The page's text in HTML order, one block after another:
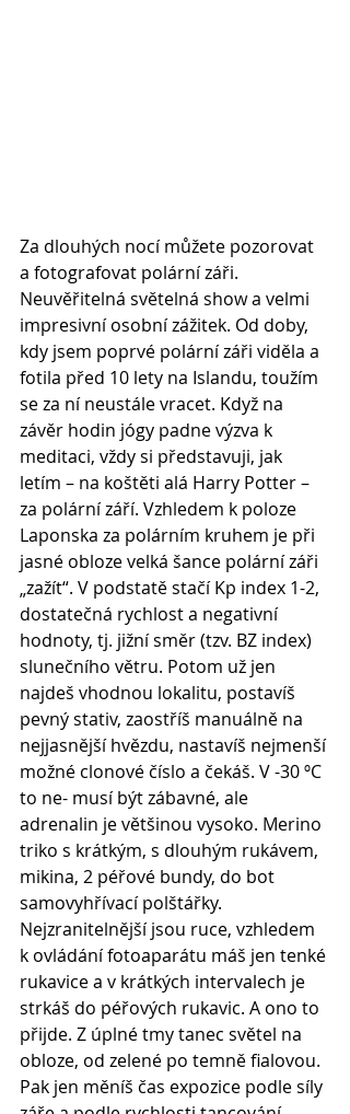
Za dlouhých nocí můžete pozorovat
a fotografovat polární záři.
Neuvěřitelná světelná show a velmi
impresivní osobní zážitek. Od doby,
kdy jsem poprvé polární záři viděla a
fotila před 10 lety na Islandu, toužím
se za ní neustále vracet. Když na
závěr hodin jógy padne výzva k
meditaci, vždy si představuji, jak
letím – na koštěti alá Harry Potter –
za polární září. Vzhledem k poloze
Laponska za polárním kruhem je při
jasné obloze velká šance polární záři
„zažít“. V podstatě stačí Kp index 1-2,
dostatečná rychlost a negativní
hodnoty, tj. jižní směr (tzv. BZ index)
slunečního větru. Potom už jen
najdeš vhodnou lokalitu, postavíš
pevný stativ, zaostříš manuálně na
nejjasnější hvězdu, nastavíš nejmenší
možné clonové číslo a čekáš. V -30 ºC
to ne- musí být zábavné, ale
adrenalin je většinou vysoko. Merino
triko s krátkým, s dlouhým rukávem,
mikina, 2 péřové bundy, do bot
samovyhřívací polštářky.
Nejzranitelnější jsou ruce, vzhledem
k ovládání fotoaparátu máš jen tenké
rukavice a v krátkých intervalech je
strkáš do péřových rukavic. A ono to
přijde. Z úplné tmy tanec světel na
obloze, od zelené po temně fialovou.
Pak jen měníš čas expozice podle síly